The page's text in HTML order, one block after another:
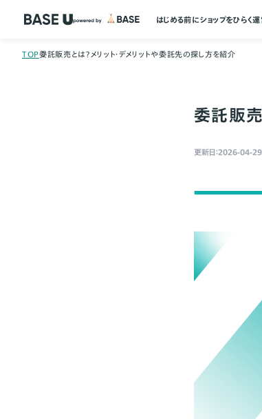
はじめる前にショップをひらく運
TOP委託販売とは？メリット・デメリットや委託先の探し方を紹介
委託販売
更新日：2026-04-29